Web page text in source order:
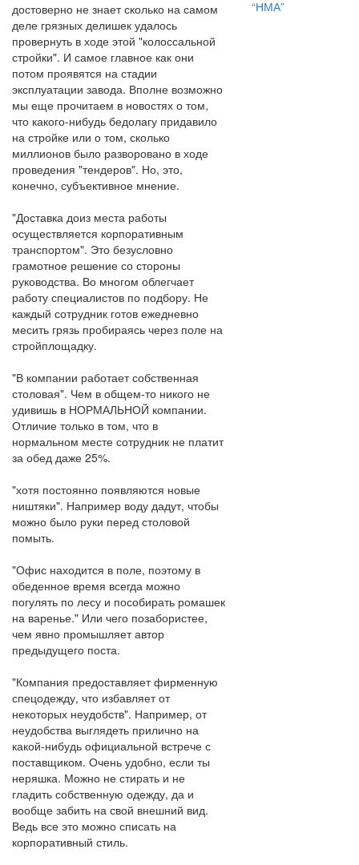
достоверно не знает сколько на самом
деле грязных делишек удалось
провернуть в ходе этой "колоссальной
стройки". И самое главное как они
потом проявятся на стадии
эксплуатации завода. Вполне возможно
мы еще прочитаем в новостях о том,
что какого-нибудь бедолагу придавило
на стройке или о том, сколько
миллионов было разворовано в ходе
проведения "тендеров". Но, это,
конечно, субъективное мнение.
"Доставка доиз места работы
осуществляется корпоративным
транспортом". Это безусловно
грамотное решение со стороны
руководства. Во многом облегчает
работу специалистов по подбору. Не
каждый сотрудник готов ежедневно
месить грязь пробираясь через поле на
стройплощадку.
"В компании работает собственная
столовая". Чем в общем-то никого не
удивишь в НОРМАЛЬНОЙ компании.
Отличие только в том, что в
нормальном месте сотрудник не платит
за обед даже 25%.
"хотя постоянно появляются новые
ништяки". Например воду дадут, чтобы
можно было руки перед столовой
помыть.
"Офис находится в поле, поэтому в
обеденное время всегда можно
погулять по лесу и пособирать ромашек
на варенье." Или чего позабористее,
чем явно промышляет автор
предыдущего поста.
"Компания предоставляет фирменную
спецодежду, что избавляет от
некоторых неудобств". Например, от
неудобства выглядеть прилично на
какой-нибудь официальной встрече с
поставщиком. Очень удобно, если ты
неряшка. Можно не стирать и не
гладить собственную одежду, да и
вообще забить на свой внешний вид.
Ведь все это можно списать на
корпоративный стиль.
“НМА”